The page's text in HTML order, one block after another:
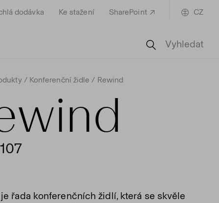
dodávka Ke stažení SharePoint CZ
Vyhledat
Konferenční židle Rewind
řada konferenčních židlí, která se skvěle